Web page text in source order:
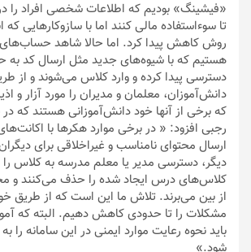
«فیشینگ» بودیم که اطلاعات شخصی افراد را
تا سوءاستفاده مالی کنند اما با سازوکارهایی
روش کاهش پیدا کرد. اما حالا شاهد
هستیم که با شیوه‌های جدید مثل ارسال کد
دسترسی پیدا کرده و وارد کلاس می‌شوند و از
دانش‌آموزان، معلمان و مدیران را مورد آزار و
که برخی از آنها خود دانش‌آموزانی هستند که
رجبی افزود: « در برخی موارد هکرها با
ارسال محتوای نامناسب و غیراخلاقی برای
دیگر، دسترسی مدیر یا معلم مدرسه به کلاس را
کلاس‌های درس ایجاد شده را حذف می‌کنند و
از بین می‌برند. تلاش ما این است که از طریق
مشکلات را تا حدودی کاهش دهیم. البته که
باید نحوه رعایت موارد ایمنی در این سامانه را
شود.»